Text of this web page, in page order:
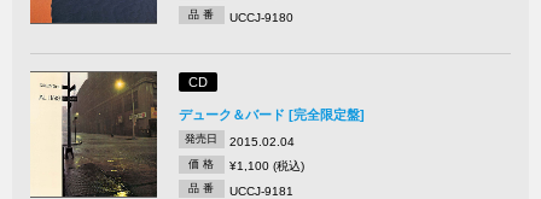
品 番 UCCJ-9180
CD
デューク＆バード [完全限定盤]
発売日 2015.02.04
価 格 ¥1,100 (税込)
品 番 UCCJ-9181